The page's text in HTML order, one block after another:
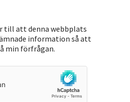
till att denna webbplats
information så att
min förfrågan.